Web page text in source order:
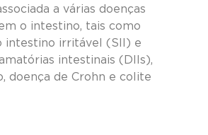
a várias doenças
o intestino, tais como
intestino irritável (SII) e
intestinais (Dlls),
doença de Crohn e colite